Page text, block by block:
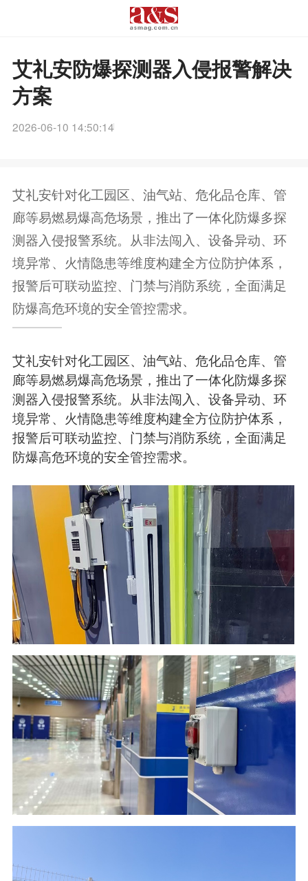
艾礼安防爆探测器入侵报警解决
方案
2026-06-10 14:50:14
艾礼安针对化工园区、油气站、危化品仓库、管
廊等易燃易爆高危场景，推出了一体化防爆多探
测器入侵报警系统。从非法闯入、设备异动、环
境异常、火情隐患等维度构建全方位防护体系，
报警后可联动监控、门禁与消防系统，全面满足
防爆高危环境的安全管控需求。
艾礼安针对化工园区、油气站、危化品仓库、管
廊等易燃易爆高危场景，推出了一体化防爆多探
测器入侵报警系统。从非法闯入、设备异动、环
境异常、火情隐患等维度构建全方位防护体系，
报警后可联动监控、门禁与消防系统，全面满足
防爆高危环境的安全管控需求。